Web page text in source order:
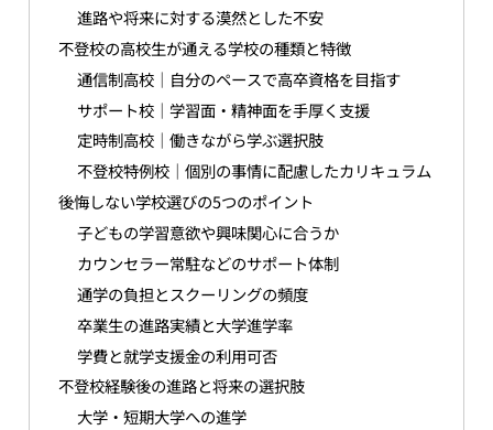
進路や将来に対する漠然とした不安
不登校の高校生が通える学校の種類と特徴
通信制高校｜自分のペースで高卒資格を目指す
サポート校｜学習面・精神面を手厚く支援
定時制高校｜働きながら学ぶ選択肢
不登校特例校｜個別の事情に配慮したカリキュラム
後悔しない学校選びの5つのポイント
子どもの学習意欲や興味関心に合うか
カウンセラー常駐などのサポート体制
通学の負担とスクーリングの頻度
卒業生の進路実績と大学進学率
学費と就学支援金の利用可否
不登校経験後の進路と将来の選択肢
大学・短期大学への進学